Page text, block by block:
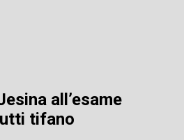
all’esame
tifano